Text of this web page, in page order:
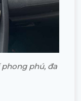
phú, đa